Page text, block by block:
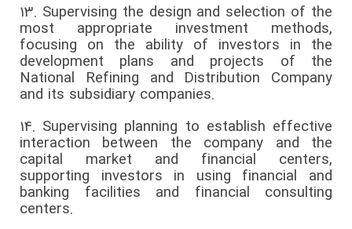
13. Supervising the design and selection of the
most appropriate investment methods,
focusing on the ability of investors in the
development plans and projects of the
National Refining and Distribution Company
and its subsidiary companies.
14. Supervising planning to establish effective
interaction between the company and the
capital market and financial centers,
supporting investors in using financial and
banking facilities and financial consulting
centers.